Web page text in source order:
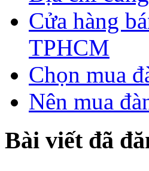
Cửa hàng
TPHCM
Chọn mua
Nên mua
Bài viết đã